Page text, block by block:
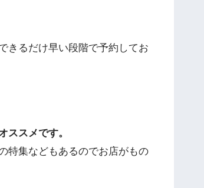
きるだけ早い段階で予約してお
ススメです。
特集などもあるのでお店がもの